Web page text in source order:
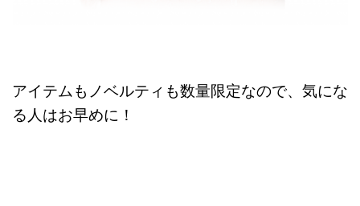
アイテムもノベルティも数量限定なので、気にな
る人はお早めに！